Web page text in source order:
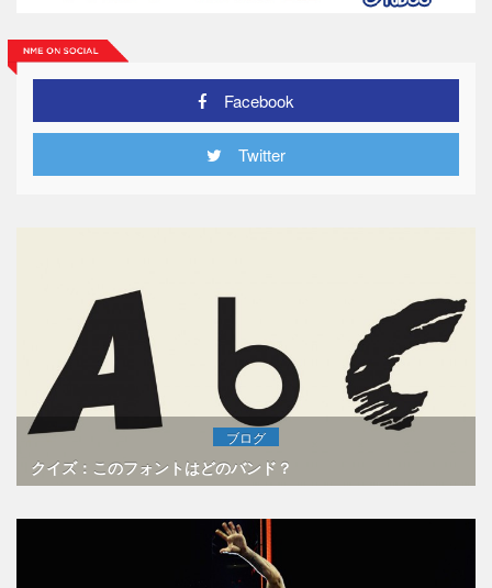
Facebook
Twitter
ブログ
クイズ：このフォントはどのバンド？